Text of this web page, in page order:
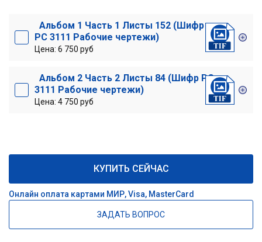
Альбом 1 Часть 1 Листы 152 (Шифр
РС 3111 Рабочие чертежи)
Цена: 6 750 руб
Альбом 2 Часть 2 Листы 84 (Шифр РС
3111 Рабочие чертежи)
Цена: 4 750 руб
КУПИТЬ СЕЙЧАС
Онлайн оплата картами МИР, Visa, MasterCard
ЗАДАТЬ ВОПРОС